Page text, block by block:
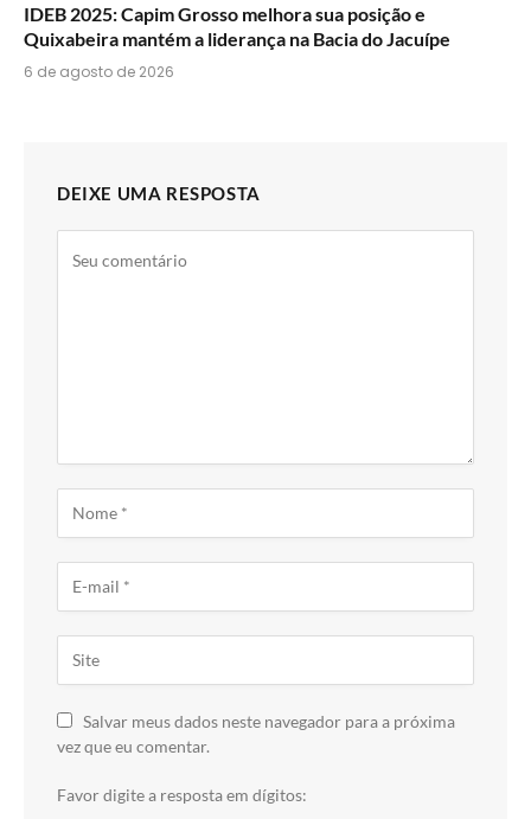
IDEB 2025: Capim Grosso melhora sua posição e
Quixabeira mantém a liderança na Bacia do Jacuípe
6 de agosto de 2026
DEIXE UMA RESPOSTA
Salvar meus dados neste navegador para a próxima
vez que eu comentar.
Favor digite a resposta em dígitos: